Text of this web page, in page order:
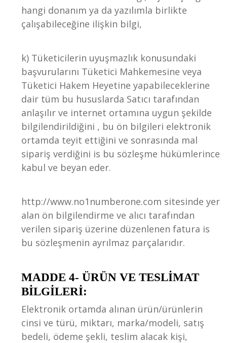
hangi donanım ya da yazılımla birlikte
çalışabileceğine ilişkin bilgi,
k) Tüketicilerin uyuşmazlık konusundaki
başvurularını Tüketici Mahkemesine veya
Tüketici Hakem Heyetine yapabileceklerine
dair tüm bu hususlarda Satıcı tarafından
anlaşılır ve internet ortamına uygun şekilde
bilgilendirildiğini , bu ön bilgileri elektronik
ortamda teyit ettiğini ve sonrasında mal
sipariş verdiğini is bu sözleşme hükümlerince
kabul ve beyan eder.
http://www.no1numberone.com sitesinde yer
alan ön bilgilendirme ve alıcı tarafından
verilen sipariş üzerine düzenlenen fatura is
bu sözleşmenin ayrılmaz parçalarıdır.
MADDE 4- ÜRÜN VE TESLİMAT
BİLGİLERİ:
Elektronik ortamda alınan ürün/ürünlerin
cinsi ve türü, miktarı, marka/modeli, satış
bedeli, ödeme şekli, teslim alacak kişi,